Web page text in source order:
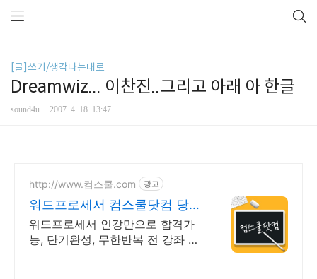
[글]쓰기/생각나는대로
Dreamwiz... 이찬진..그리고 아래 아 한글
sound4u 2007. 4. 18. 13:47
http://www.컴스쿨.com 광고
워드프로세서 컴스쿨닷컴 당일
신청&결제시 기프티콘!
워드프로세서 인강만으로 합격가
능, 단기완성, 무한반복 전 강좌 스